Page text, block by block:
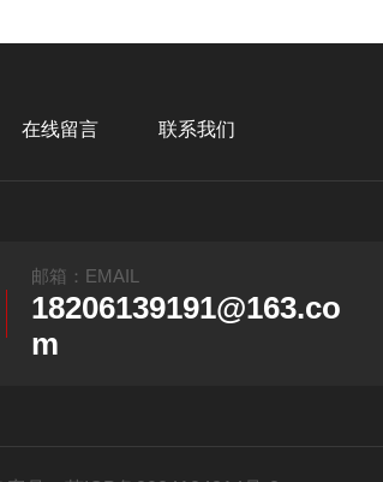
在线留言 联系我们
邮箱：EMAIL
18206139191@163.co
m